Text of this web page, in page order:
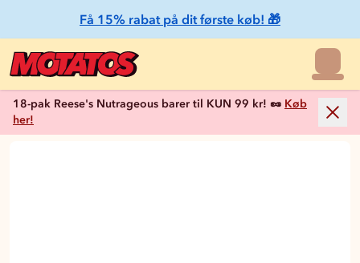
Få 15% rabat på dit første køb! 🎁
18-pak Reese's Nutrageous barer til KUN 99 kr! 🥜 Køb
her!